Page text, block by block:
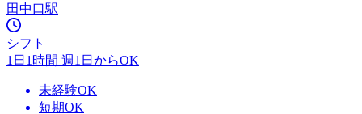
田中口駅
シフト
1日1時間 週1日からOK
未経験OK
短期OK